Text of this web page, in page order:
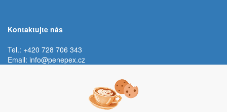
Kontaktujte nás
Tel.: +420 728 706 343
Email: info@penepex.cz
Trávník 2076, 686 03 Staré Město